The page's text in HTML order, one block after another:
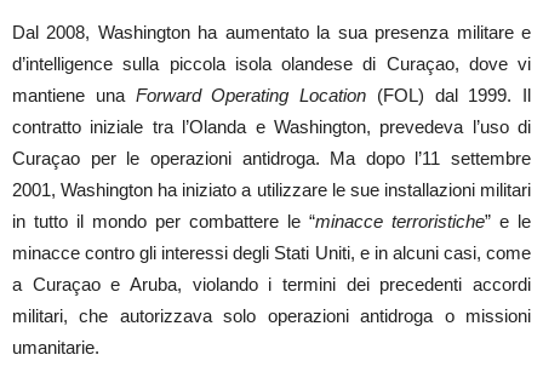
Dal 2008, Washington ha aumentato la sua presenza militare e
d’intelligence sulla piccola isola olandese di Curaçao, dove vi
mantiene una Forward Operating Location (FOL) dal 1999. Il
contratto iniziale tra l’Olanda e Washington, prevedeva l’uso di
Curaçao per le operazioni antidroga. Ma dopo l’11 settembre
2001, Washington ha iniziato a utilizzare le sue installazioni militari
in tutto il mondo per combattere le “minacce terroristiche” e le
minacce contro gli interessi degli Stati Uniti, e in alcuni casi, come
a Curaçao e Aruba, violando i termini dei precedenti accordi
militari, che autorizzava solo operazioni antidroga o missioni
umanitarie.